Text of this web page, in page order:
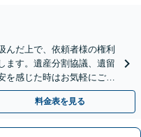
んだ上で、依頼者様の権利
ます。遺産分割協議、遺留
を感じた時はお気軽にご相
料金表を見る